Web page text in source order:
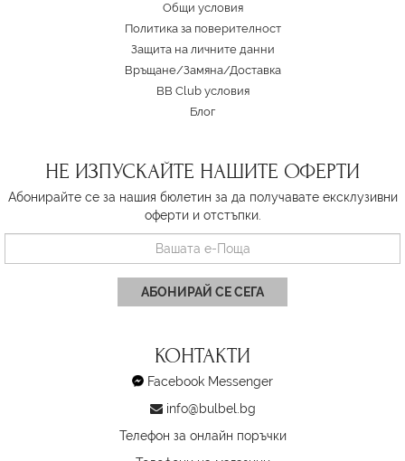
Oбщи условия
Политика за поверителност
Защита на личните данни
Връщане/Замяна/Доставка
BB Club условия
Блог
НЕ ИЗПУСКАЙТЕ НАШИТЕ ОФЕРТИ
Абонирайте се за нашия бюлетин за да получавате ексклузивни
оферти и отстъпки.
АБОНИРАЙ СЕ СЕГА
КОНТАКТИ
Facebook Messenger
info@bulbel.bg
Телефон за онлайн поръчки